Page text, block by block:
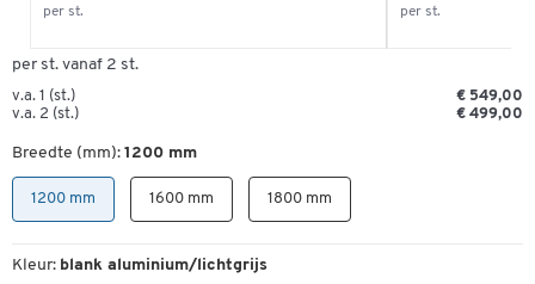
per st. vanaf 2 st.
v.a. 1 (st.)
€ 549,00
v.a. 2 (st.)
€ 499,00
Breedte (mm): 1200 mm
1200 mm 1600 mm 1800 mm
Kleur: blank aluminium/lichtgrijs
per st. per st.